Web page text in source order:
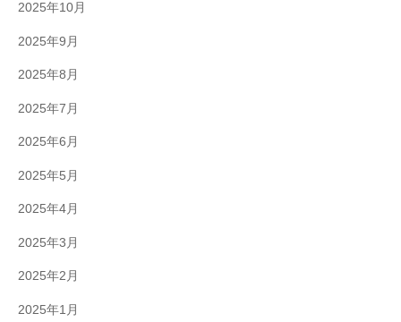
2025年10月
2025年9月
2025年8月
2025年7月
2025年6月
2025年5月
2025年4月
2025年3月
2025年2月
2025年1月